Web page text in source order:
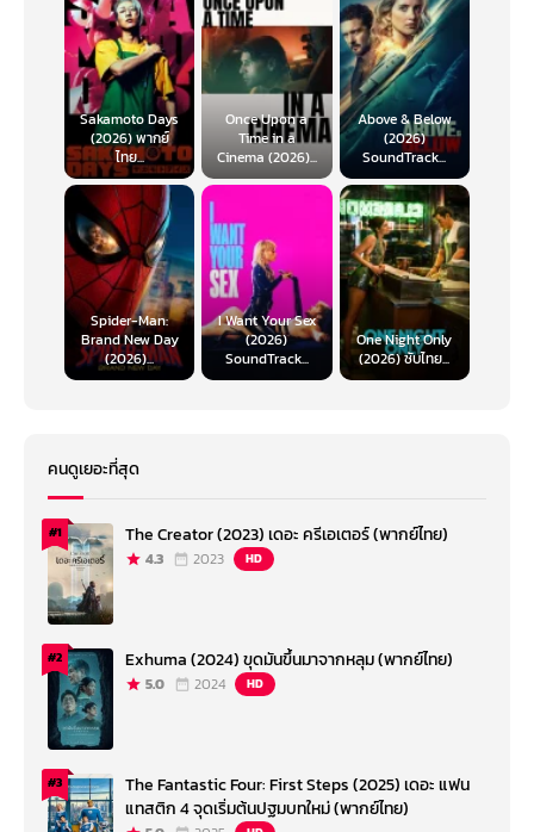
Sakamoto Days
(2026) พากย์
ไทย...
Once Upon a
Time in a
Cinema (2026)...
Above & Below
(2026)
SoundTrack...
Spider-Man:
Brand New Day
(2026)...
I Want Your Sex
(2026)
SoundTrack...
One Night Only
(2026) ซับไทย...
คนดูเยอะที่สุด
#1 The Creator (2023) เดอะ ครีเอเตอร์ (พากย์ไทย)
4.3 2023 HD
#2 Exhuma (2024) ขุดมันขึ้นมาจากหลุม (พากย์ไทย)
5.0 2024 HD
#3
The Fantastic Four: First Steps (2025) เดอะ แฟน
แทสติก 4 จุดเริ่มต้นปฐมบทใหม่ (พากย์ไทย)